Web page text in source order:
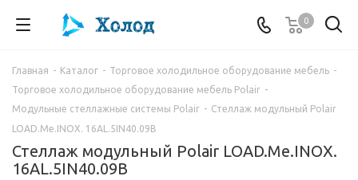
0
Главная - Каталог - Торговое холодильное оборудование мебель -
Торговое холодильное оборудование мебель Polair -
Модульные стеллажные системы Polair - Стеллаж модульный Polair
LOAD.Me.INOX. 16AL.5IN40.09B
Стеллаж модульный Polair LOAD.Me.INOX.
16AL.5IN40.09B